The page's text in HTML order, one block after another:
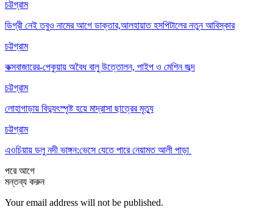
চট্টগ্রাম
ডিগ্রী নেই তবুও নামের আগে ডাক্তার,আলহায়াত হসপিটালের নতুন আবিস্কার
চট্টগ্রাম
কক্সবাজারের-পেকুয়ায় অবৈধ বালু উত্তোলন, পাইপ ও মেশিন জব্দ
চট্টগ্রাম
লোহাগাড়ায় বিদ্যুৎস্পৃষ্ট হয়ে মাদ্রাসা ছাত্রের মৃত্যু
চট্টগ্রাম
এওচিয়ায় ডলু নদী ভাঙ্গন:ভেসে যেতে পারে নেয়ামত আলী পাড়া
পরেআগে
মন্তব্য করুন
Your email address will not be published.